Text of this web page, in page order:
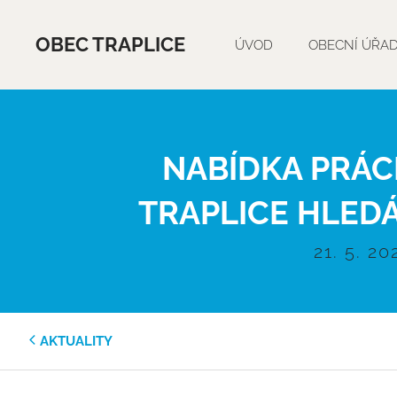
OBEC TRAPLICE ÚVOD OBECNÍ
NABÍDKA
TRAPLICE
21. 5.
AKTUALITY